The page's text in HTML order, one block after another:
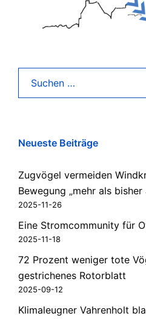
nach:
Neueste Beiträge
Zugvögel vermeiden
Bewegung „mehr als bisher
2025-11-26
Eine Stromcommunity für
2025-11-18
72 Prozent weniger tote
gestrichenes Rotorblatt
2025-09-12
Klimaleugner Vahrenholt